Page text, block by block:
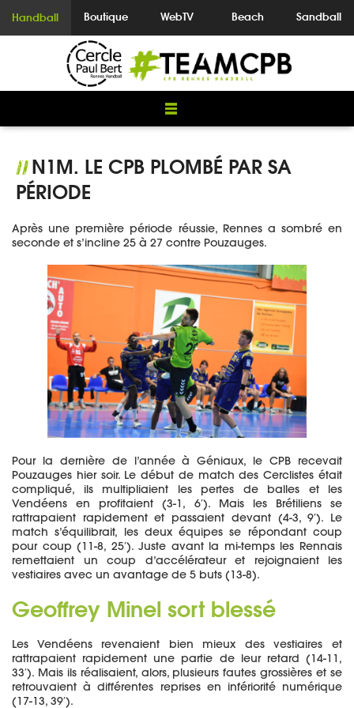
Handball Boutique WebTV Beach Sandball
//N1M. LE CPB PLOMBÉ PAR SA
PÉRIODE
Après une première période réussie, Rennes a sombré en
seconde et s’incline 25 à 27 contre Pouzauges.
Pour la dernière de l’année à Géniaux, le CPB recevait
Pouzauges hier soir. Le début de match des Cerclistes était
compliqué, ils multipliaient les pertes de balles et les
Vendéens en profitaient (3-1, 6′). Mais les Brétiliens se
rattrapaient rapidement et passaient devant (4-3, 9′). Le
match s’équilibrait, les deux équipes se répondant coup
pour coup (11-8, 25′). Juste avant la mi-temps les Rennais
remettaient un coup d’accélérateur et rejoignaient les
vestiaires avec un avantage de 5 buts (13-8).
Geoffrey Minel sort blessé
Les Vendéens revenaient bien mieux des vestiaires et
rattrapaient rapidement une partie de leur retard (14-11,
33′). Mais ils réalisaient, alors, plusieurs fautes grossières et se
retrouvaient à différentes reprises en infériorité numérique
(17-13, 39′).